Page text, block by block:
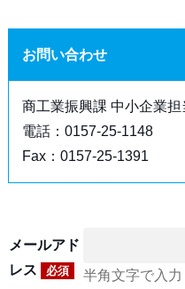
お問い合わせ
商工業振興課 中小企業担
電話：0157-25-1148
Fax：0157-25-1391
メールアド
レス
必須 半角文字で入力